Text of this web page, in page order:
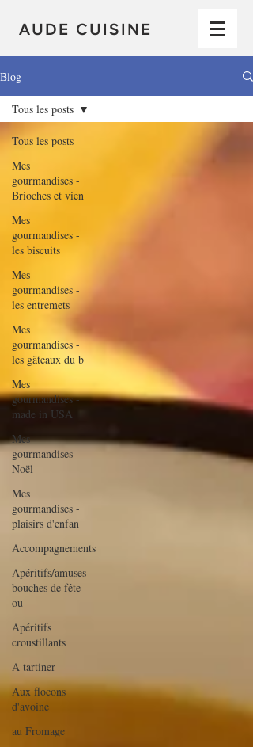
AUDE CUISINE
Blog
Tous les posts
Mes
gourmandises -
Brioches et vien
Mes
gourmandises -
les biscuits
Mes
gourmandises -
les entremets
Mes
gourmandises -
les gâteaux du b
Mes
gourmandises -
made in USA
Mes
gourmandises -
Noël
Mes
gourmandises -
plaisirs d'enfan
Accompagnements
Apéritifs/amuses
bouches de fête
ou
Apéritifs
croustillants
A tartiner
Aux flocons
d'avoine
au Fromage
Tous les posts